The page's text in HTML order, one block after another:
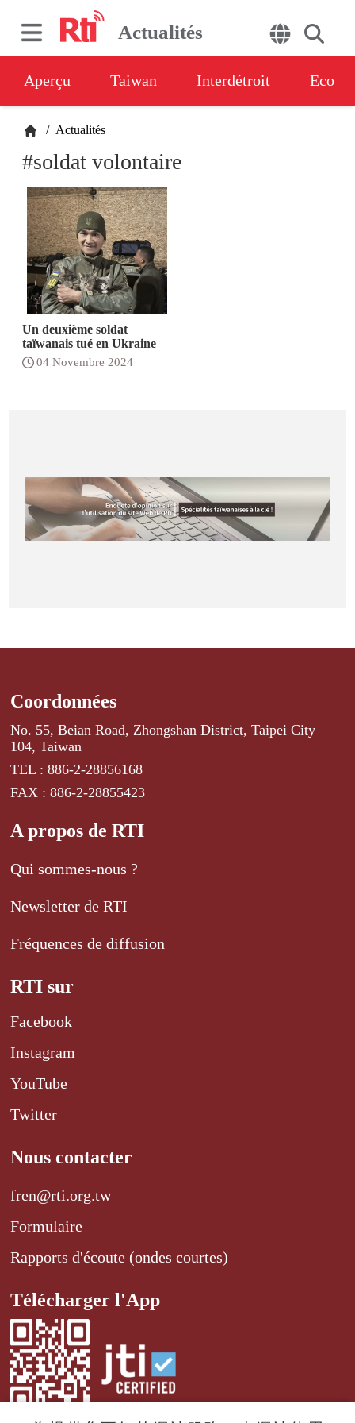
Actualités
Aperçu Taiwan Interdétroit Eco
/ Actualités
#soldat volontaire
Un deuxième soldat
taïwanais tué en Ukraine
04 Novembre 2024
Coordonnées
No. 55, Beian Road, Zhongshan District, Taipei City
104, Taiwan
TEL : 886-2-28856168
FAX : 886-2-28855423
A propos de RTI
Qui sommes-nous ?
Newsletter de RTI
Fréquences de diffusion
RTI sur
Facebook
Instagram
YouTube
Twitter
Nous contacter
fren@rti.org.tw
Formulaire
Rapports d'écoute (ondes courtes)
Télécharger l'App